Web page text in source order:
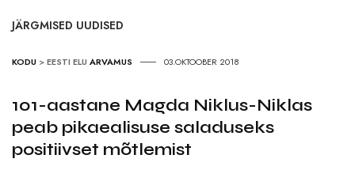
JÄRGMISED UUDISED
KODU >EESTI ELU ARVAMUS 03.OKTOOBER 2018
101-aastane Magda Niklus-Niklas
peab pikaealisuse saladuseks
positiivset mõtlemist